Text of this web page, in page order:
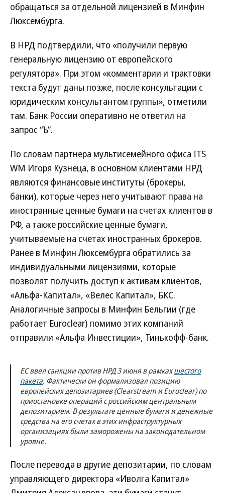
обращаться за отдельной лицензией в Минфин
Люксембурга.
В НРД подтвердили, что «получили первую
генеральную лицензию от европейского
регулятора». При этом «комментарии и трактовки
текста будут даны позже, после консультации с
юридическим консультантом группы», отметили
там. Банк России оперативно не ответил на
запрос “Ъ”.
По словам партнера мультисемейного офиса ITS
WM Игоря Кузнеца, в основном клиентами НРД
являются финансовые институты (брокеры,
банки), которые через него учитывают права на
иностранные ценные бумаги на счетах клиентов в
РФ, а также российские ценные бумаги,
учитываемые на счетах иностранных брокеров.
Ранее в Минфин Люксембурга обратились за
индивидуальными лицензиями, которые
позволят получить доступ к активам клиентов,
«Альфа-Капитал», «Велес Капитал», БКС.
Аналогичные запросы в Минфин Бельгии (где
работает Euroclear) помимо этих компаний
отправили «Альфа Инвестиции», Тинькофф-банк.
ЕС ввел санкции против НРД 3 июня в рамкахшестого
пакета. Фактически он формализовал позицию
европейских депозитариев (Clearstream и Euroclear) по
приостановке операций с российским центральным
депозитарием. В результате ценные бумаги и денежные
средства на его счетах в этих инфраструктурных
организациях были заморожены на законодательном
уровне.
После перевода в другие депозитарии, по словам
управляющего директора «Иволга Капитал»